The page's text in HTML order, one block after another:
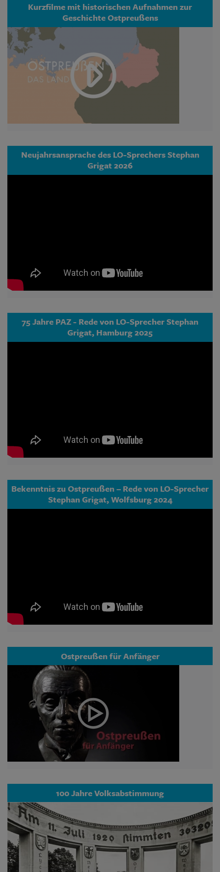
Kurzfilme mit historischen Aufnahmen zur
Geschichte Ostpreußens
Neujahrsansprache des LO-Sprechers Stephan
Grigat 2026
75 Jahre PAZ - Rede von LO-Sprecher Stephan
Grigat, Hamburg 2025
Bekenntnis zu Ostpreußen – Rede von LO-Sprecher
Stephan Grigat, Wolfsburg 2024
Ostpreußen für Anfänger
100 Jahre Volksabstimmung